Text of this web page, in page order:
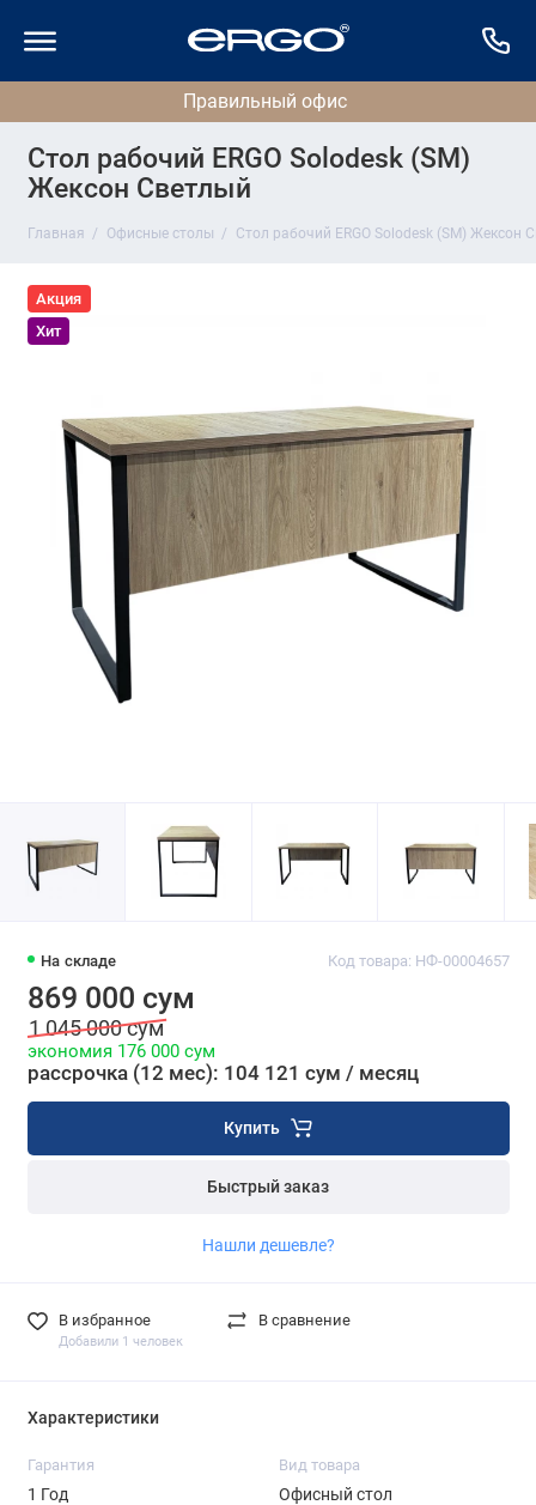
Стол рабочий ERGO Solodesk (SM)
Жексон Светлый
Главная Офисные столы Стол рабочий ERGO Solodesk (SM) Жексон
Акция
Хит
На складе Код товара: НФ-00004657
869 000 сум
1 045 000 сум
экономия 176 000 сум
рассрочка (12 мес): 104 121 сум / месяц
Купить
Быстрый заказ
Нашли дешевле?
В избранное
Добавили 1 человек
В сравнение
Характеристики
Гарантия
1 Год
Вид товара
Офисный стол